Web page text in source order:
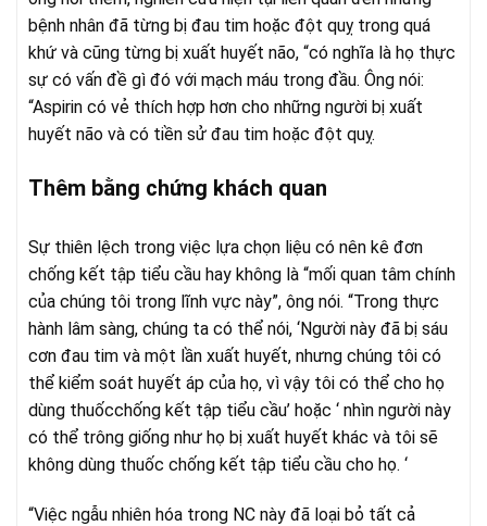
bệnh nhân đã từng bị đau tim hoặc đột quỵ trong quá
khứ và cũng từng bị xuất huyết não, “có nghĩa là họ thực
sự có vấn đề gì đó với mạch máu trong đầu. Ông nói:
“Aspirin có vẻ thích hợp hơn cho những người bị xuất
huyết não và có tiền sử đau tim hoặc đột quỵ.
Thêm bằng chứng khách quan
Sự thiên lệch trong việc lựa chọn liệu có nên kê đơn
chống kết tập tiểu cầu hay không là “mối quan tâm chính
của chúng tôi trong lĩnh vực này”, ông nói. “Trong thực
hành lâm sàng, chúng ta có thể nói, ‘Người này đã bị sáu
cơn đau tim và một lần xuất huyết, nhưng chúng tôi có
thể kiểm soát huyết áp của họ, vì vậy tôi có thể cho họ
dùng thuốcchống kết tập tiểu cầu’ hoặc ‘ nhìn người này
có thể trông giống như họ bị xuất huyết khác và tôi sẽ
không dùng thuốc chống kết tập tiểu cầu cho họ. ‘
“Việc ngẫu nhiên hóa trong NC này đã loại bỏ tất cả